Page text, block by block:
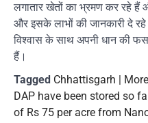
लगातार खेतों का भ्रमण कर रहे हैं
और इसके लाभों की जानकारी दे
विश्वास के साथ अपनी धान की
हैं।
Tagged Chhattisgarh |
DAP have been stored so
of Rs 75 per acre from